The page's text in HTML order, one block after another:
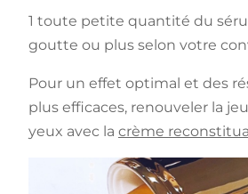
1 toute petite quantité du
goutte ou plus selon votre
Pour un effet optimal et des
plus efficaces, renouveler la
yeux avec la crème